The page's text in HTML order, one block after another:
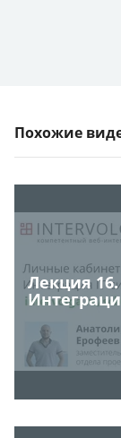
Похожие
Лекция